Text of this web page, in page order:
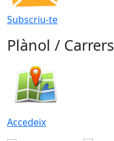
Subscriu-te
Plànol / Carrers
Accedeix